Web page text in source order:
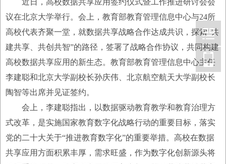
近日，高校数据共享应用签约仪式暨工作推进研讨会会
议在北京大学举行。会上，教育部教育管理信息中心与24所
高校代表齐聚一堂，就数据共享战略合作达成共识，探索“共
建共享、共创共智”的路径，签署了战略合作协议，共同构建
高校数据共享应用的新生态。教育部教育管理信息中心主任
李建聪和北京大学副校长孙庆伟、北京航空航天大学副校长
陶智等出席并见证签约。
会上，李建聪指出，以数据驱动教育教学和教育治理方
式改革，是实施国家教育数字化战略行动的重要目标，落实
党的二十大关于“推进教育数字化”的重要举措。高校在数据
共享应用方面积累丰厚，需求旺盛，作为数字化创新源头将